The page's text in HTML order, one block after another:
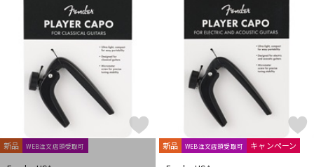
新品 WEB注文店頭受取可 新品 WEB注文店頭受取可 キャンペーン